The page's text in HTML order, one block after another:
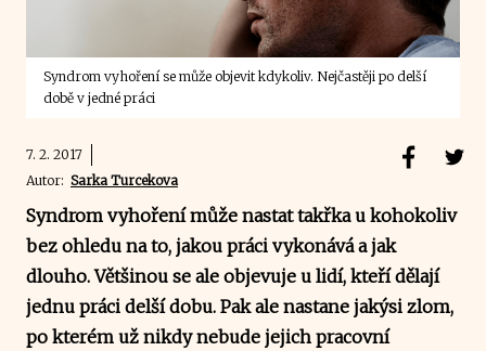
Syndrom vyhoření se může objevit kdykoliv. Nejčastěji po delší
době v jedné práci
7. 2. 2017
Autor: Sarka Turcekova
Syndrom vyhoření může nastat takřka u kohokoliv
bez ohledu na to, jakou práci vykonává a jak
dlouho. Většinou se ale objevuje u lidí, kteří dělají
jednu práci delší dobu. Pak ale nastane jakýsi zlom,
po kterém už nikdy nebude jejich pracovní